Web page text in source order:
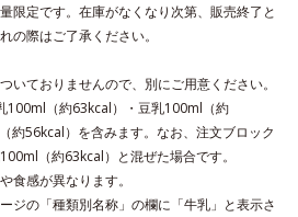
限定です。在庫がなくなり次第、販売終了と
の際はご了承ください。
ておりませんので、別にご用意ください。
100ml（約63kcal）・豆乳100ml（約
約56kcal）を含みます。なお、注文ブロック
（約63kcal）と混ぜた場合です。
食感が異なります。
ジの「種類別名称」の欄に「牛乳」と表示さ